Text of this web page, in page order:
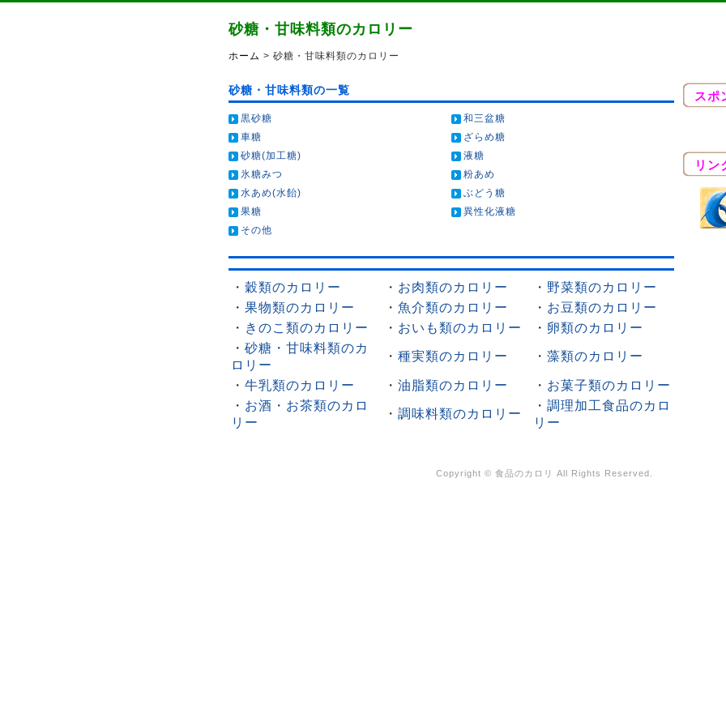
砂糖・甘味料類のカロリー
ホーム > 砂糖・甘味料類のカロリー
砂糖・甘味料類の一覧
黒砂糖
和三盆糖
車糖
ざらめ糖
砂糖(加工糖)
液糖
氷糖みつ
粉あめ
水あめ(水飴)
ぶどう糖
果糖
異性化液糖
その他
・ 穀類のカロリー ・ お肉類のカロリー ・ 野菜類のカロリー
・ 果物類のカロリー ・ 魚介類のカロリー ・ お豆類のカロリー
・ きのこ類のカロリー ・ おいも類のカロリー ・ 卵類のカロリー
・ 砂糖・甘味料類のカ
ロリー
・ 種実類のカロリー ・ 藻類のカロリー
・ 牛乳類のカロリー ・ 油脂類のカロリー ・ お菓子類のカロリー
・ お酒・お茶類のカロ
リー
・ 調味料類のカロリー
・ 調理加工食品のカロ
リー
スポ
リン
Copyright © 食品のカロリ All Rights Reserved.